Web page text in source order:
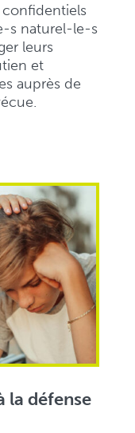
confidentiels
s naturel-le-s
leurs
et
auprès de
la défense